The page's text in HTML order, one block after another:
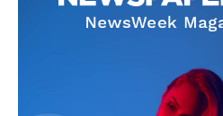
Contacto